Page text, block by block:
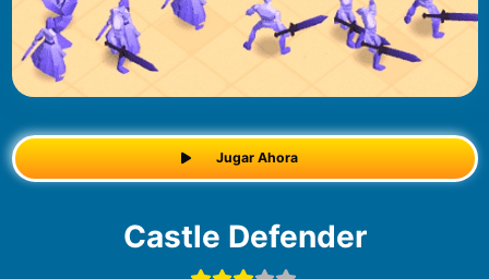
Jugar Ahora
Castle Defender